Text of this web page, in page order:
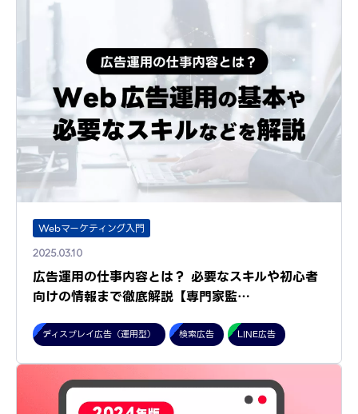
Webマーケティング入門
2025.03.10
広告運用の仕事内容とは？ 必要なスキルや初心者
向けの情報まで徹底解説【専門家監…
ディスプレイ広告（運用型） 検索広告 LINE広告